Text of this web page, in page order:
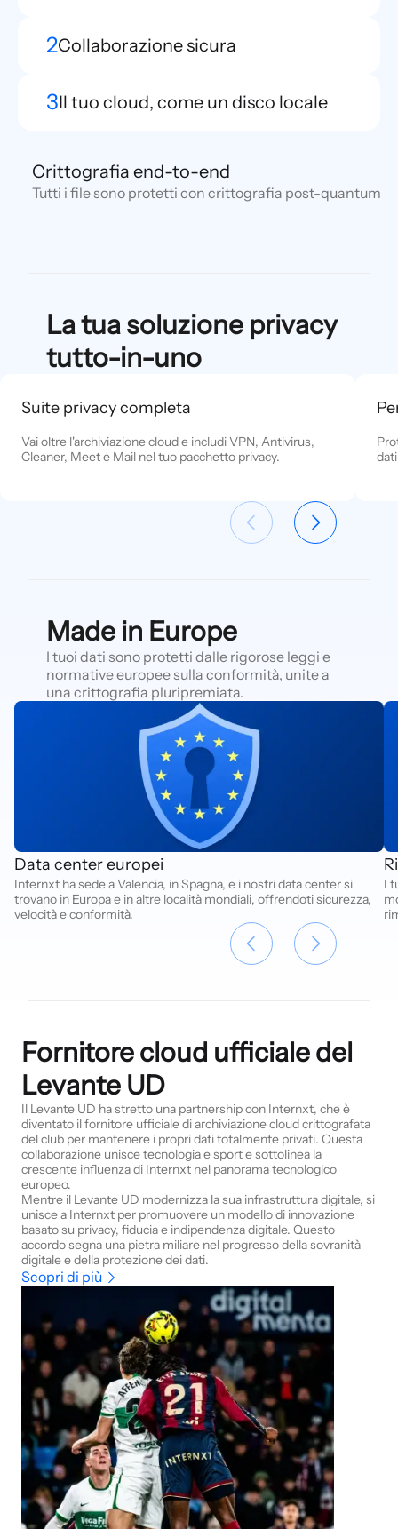
2Collaborazione sicura
3Il tuo cloud, come un disco locale
Crittografia end-to-end
Tutti i file sono protetti con crittografia post-quantum e
La tua soluzione privacy
tutto-in-uno
Suite privacy completa
Vai oltre l'archiviazione cloud e includi VPN, Antivirus,
Cleaner, Meet e Mail nel tuo pacchetto privacy.
Made in Europe
I tuoi dati sono protetti dalle rigorose leggi e
normative europee sulla conformità, unite a
una crittografia pluripremiata.
Data center europei
Internxt ha sede a Valencia, in Spagna, e i nostri data center si
trovano in Europa e in altre località mondiali, offrendoti sicurezza,
velocità e conformità.
I
Fornitore cloud ufficiale del
Levante UD
Il Levante UD ha stretto una partnership con Internxt, che è
diventato il fornitore ufficiale di archiviazione cloud crittografata
del club per mantenere i propri dati totalmente privati. Questa
collaborazione unisce tecnologia e sport e sottolinea la
crescente influenza di Internxt nel panorama tecnologico
europeo.
Mentre il Levante UD modernizza la sua infrastruttura digitale, si
unisce a Internxt per promuovere un modello di innovazione
basato su privacy, fiducia e indipendenza digitale. Questo
accordo segna una pietra miliare nel progresso della sovranità
digitale e della protezione dei dati.
Scopri di più